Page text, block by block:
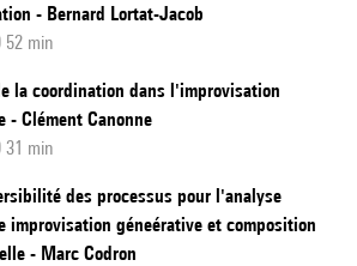
- Bernard Lortat-Jacob
52 min
la coordination dans l'improvisation
- Clément Canonne
31 min
des processus pour l'analyse
improvisation géneérative et composition
- Marc Codron